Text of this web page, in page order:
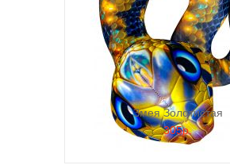
Змея Золотистая
305р.